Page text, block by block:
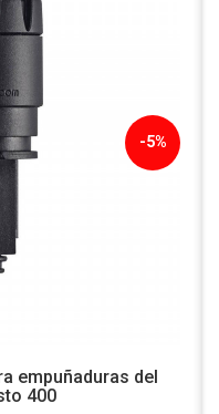
-5%
empuñaduras del
400